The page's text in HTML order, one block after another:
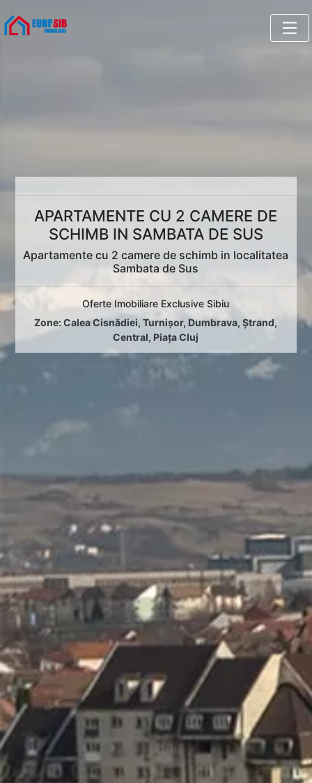
APARTAMENTE CU 2 CAMERE DE
SCHIMB IN SAMBATA DE SUS
Apartamente cu 2 camere de schimb in localitatea
Sambata de Sus
Oferte Imobiliare Exclusive Sibiu
Zone:Calea Cisnădiei,Turnișor, Dumbrava,Ștrand,
Central, Piața Cluj